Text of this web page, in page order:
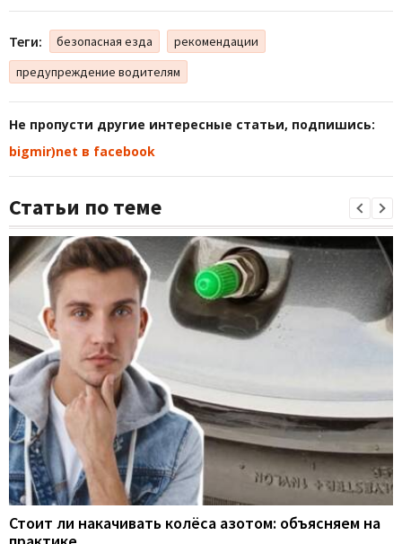
Теги: безопасная езда
рекомендации
предупреждение водителям
Не пропусти другие интересные статьи, подпишись:
bigmir)net в facebook
Статьи по теме
Стоит ли накачивать колёса азотом: объясняем на